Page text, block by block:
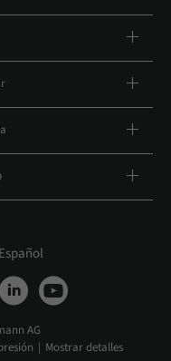
AG
Mostrar detalles